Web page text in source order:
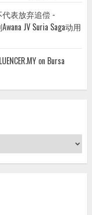
代表放弃追偿 -
JV Suria Saga动用
on Bursa